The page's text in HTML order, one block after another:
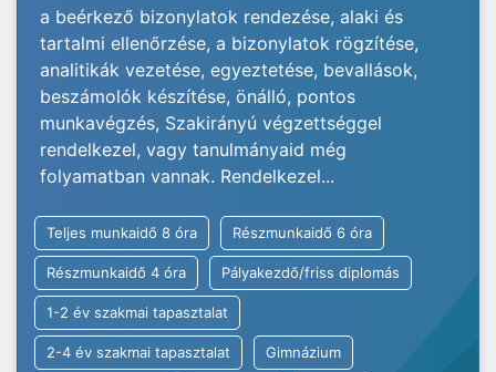
a beérkező bizonylatok rendezése, alaki és
tartalmi ellenőrzése, a bizonylatok rögzítése,
analitikák vezetése, egyeztetése, bevallások,
beszámolók készítése, önálló, pontos
munkavégzés, Szakirányú végzettséggel
rendelkezel, vagy tanulmányaid még
folyamatban vannak. Rendelkezel...
Teljes munkaidő 8 óra Részmunkaidő 6 óra
Részmunkaidő 4 óra Pályakezdő/friss diplomás
1-2 év szakmai tapasztalat
2-4 év szakmai tapasztalat Gimnázium